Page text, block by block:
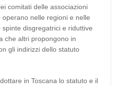
comitati delle associazioni
nelle regioni e nelle
disgregatrici e riduttive
che altri propongono in
gli indirizzi dello statuto
in Toscana lo statuto e il